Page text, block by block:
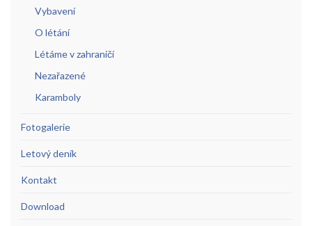
Vybavení
O létání
Létáme v zahraničí
Nezařazené
Karamboly
Fotogalerie
Letový deník
Kontakt
Download